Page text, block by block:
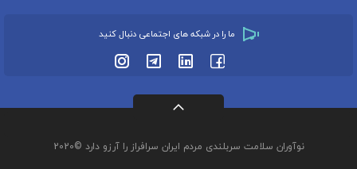
ما را در شبکه های اجتماعی دنبال کنید
نوآوران سلامت سربلندی مردم ایران سرافراز را آرزو دارد ©2020